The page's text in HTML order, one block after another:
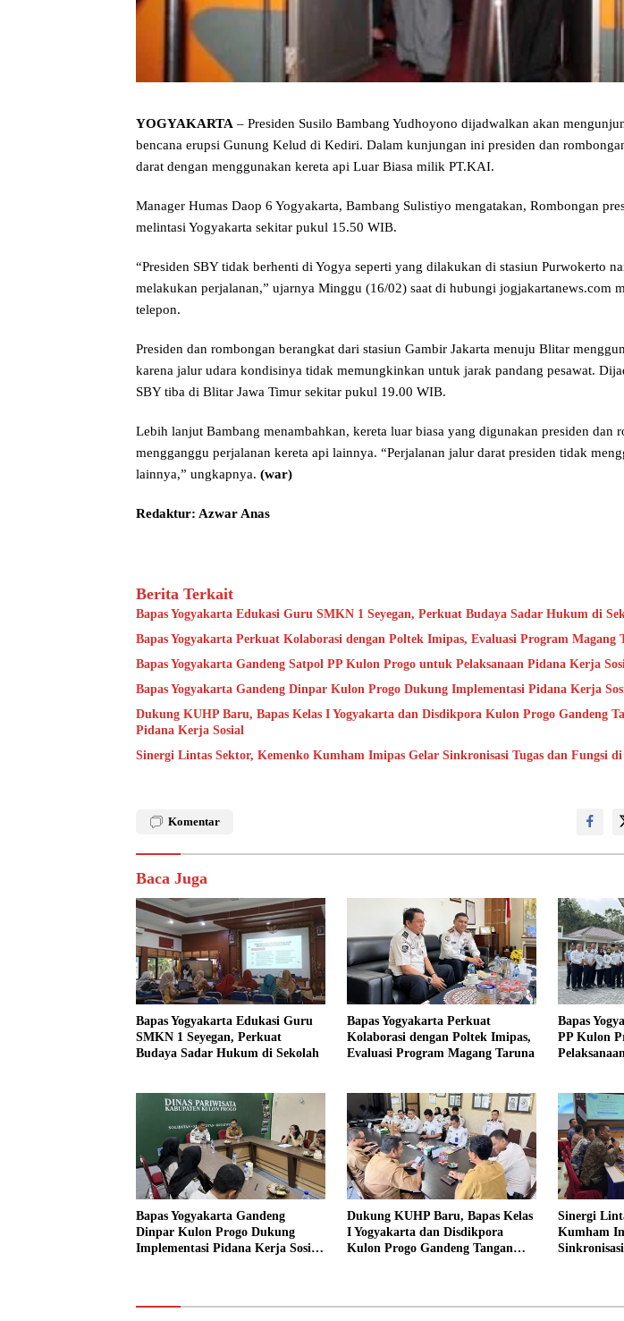
YOGYAKARTA – Presiden Susilo Bambang Yudhoyono dijadwalkan akan
bencana erupsi Gunung Kelud di Kediri. Dalam kunjungan ini presiden dan
darat dengan menggunakan kereta api Luar Biasa milik PT.KAI.
Manager Humas Daop 6 Yogyakarta, Bambang Sulistiyo mengatakan, Rombongan
melintasi Yogyakarta sekitar pukul 15.50 WIB.
“Presiden SBY tidak berhenti di Yogya seperti yang dilakukan di stasiun Purwokerto
melakukan perjalanan,” ujarnya Minggu (16/02) saat di hubungi jogjakartanews.com
telepon.
Presiden dan rombongan berangkat dari stasiun Gambir Jakarta menuju Blitar
karena jalur udara kondisinya tidak memungkinkan untuk jarak pandang pesawat.
SBY tiba di Blitar Jawa Timur sekitar pukul 19.00 WIB.
Lebih lanjut Bambang menambahkan, kereta luar biasa yang digunakan presiden dan
mengganggu perjalanan kereta api lainnya. “Perjalanan jalur darat presiden tidak
lainnya,” ungkapnya. (war)
Redaktur: Azwar Anas
Berita Terkait
Bapas Yogyakarta Edukasi Guru SMKN 1 Seyegan, Perkuat Budaya Sadar Hukum di
Bapas Yogyakarta Perkuat Kolaborasi dengan Poltek Imipas, Evaluasi Program Magang
Bapas Yogyakarta Gandeng Satpol PP Kulon Progo untuk Pelaksanaan Pidana Kerja
Bapas Yogyakarta Gandeng Dinpar Kulon Progo Dukung Implementasi Pidana Kerja
Dukung KUHP Baru, Bapas Kelas I Yogyakarta dan Disdikpora Kulon Progo Gandeng
Pidana Kerja Sosial
Sinergi Lintas Sektor, Kemenko Kumham Imipas Gelar Sinkronisasi Tugas dan Fungsi
Komentar
Baca Juga
Bapas Yogyakarta Edukasi Guru
SMKN 1 Seyegan, Perkuat
Budaya Sadar Hukum di Sekolah
Bapas Yogyakarta Perkuat
Kolaborasi dengan Poltek Imipas,
Evaluasi Program Magang Taruna
Bapas
PP Kulon
Bapas Yogyakarta Gandeng
Dinpar Kulon Progo Dukung
Implementasi Pidana Kerja Sosial
Dukung KUHP Baru, Bapas Kelas
I Yogyakarta dan Disdikpora
Kulon Progo Gandeng Tangan
Sinergi
Kumham